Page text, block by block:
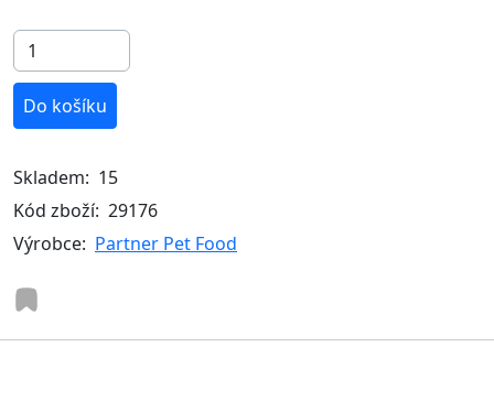
Do košíku
Skladem: 15
Kód zboží: 29176
Výrobce: Partner Pet Food